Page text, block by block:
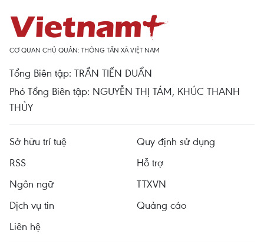
CƠ QUAN CHỦ QUẢN: THÔNG TẤN XÃ VIỆT NAM
Tổng Biên tập: TRẦN TIẾN DUẨN
Phó Tổng Biên tập: NGUYỄN THỊ TÁM, KHÚC THANH
THỦY
Sở hữu trí tuệ
Quy định sử dụng
RSS
Hỗ trợ
Ngôn ngữ
TTXVN
Dịch vụ tin
Quảng cáo
Liên hệ